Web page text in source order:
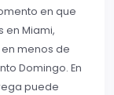
en que
en Miami,
menos de
Domingo. En
puede